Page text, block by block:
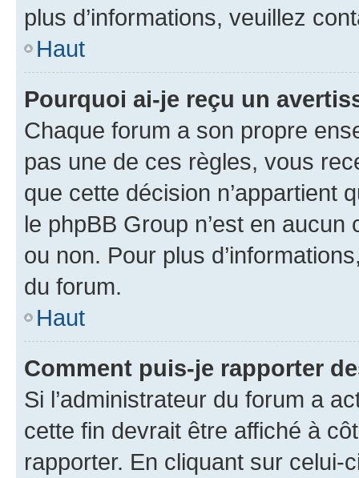
plus d’informations, veuillez
Haut
Pourquoi ai-je reçu un
Chaque forum a son propre
pas une de ces règles, vous
que cette décision n’appartient
le phpBB Group n’est en
ou non. Pour plus
du forum.
Haut
Comment puis-je rapporter
Si l’administrateur du forum a
cette fin devrait être affiché à
rapporter. En cliquant sur